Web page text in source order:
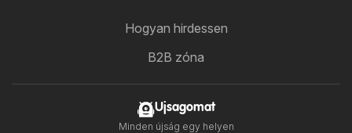
Hogyan hirdessen
B2B zóna
Ujsagomat
Minden újság egy helyen